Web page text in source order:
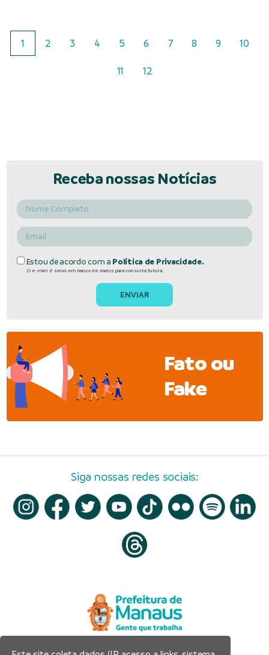
1 2 3 4 5 6 7 8 9 10
11 12
Receba nossas Notícias
Estou de acordo com a Política de Privacidade.
O e-mail é salvo em banco de dados para consulta futura.
Fato ou
Fake
Siga nossas redes sociais: